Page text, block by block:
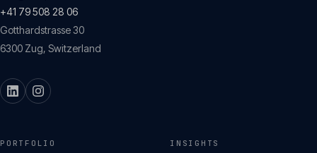
+41 79 508 28 06
Gotthardstrasse 30
6300 Zug, Switzerland
PORTFOLIO INSIGHTS